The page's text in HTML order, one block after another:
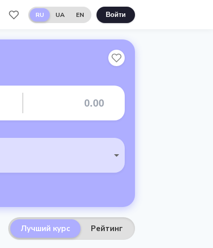
RU UA EN Войти
Лучший курс Рейтинг